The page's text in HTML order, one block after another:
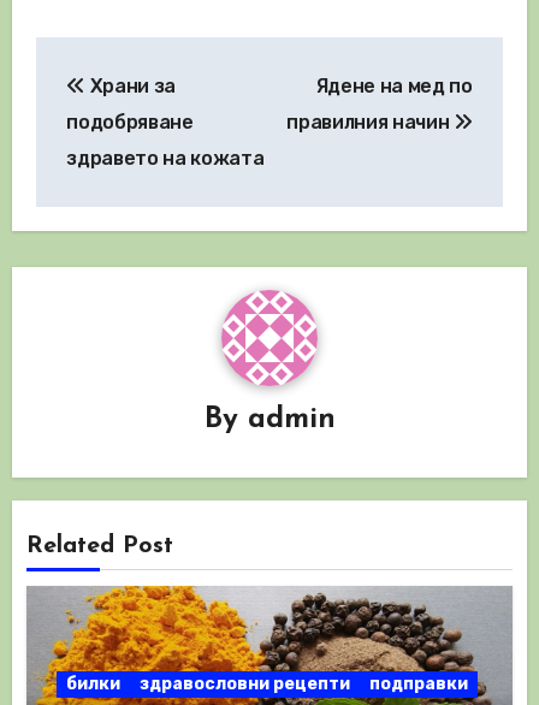
Храни за
подобряване
здравето на кожата
Ядене на мед по
правилния начин
By admin
Related Post
билки здравословни рецепти подправки